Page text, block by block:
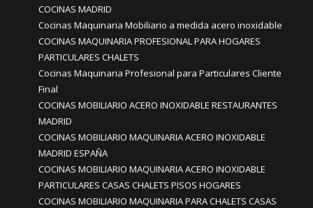
COCINAS MADRID
Cocinas Maquinaria Mobiliario a medida acero inoxidable
COCINAS MAQUINARIA PROFESIONAL PARA HOGARES
PARTICULARES CHALETS
Cocinas Maquinaria Profesional para Particulares Cliente
Final
COCINAS MOBILIARIO ACERO INOXIDABLE RESTAURANTES
MADRID
COCINAS MOBILIARIO MAQUINARIA ACERO INOXIDABLE
MADRID ESPAÑA
COCINAS MOBILIARIO MAQUINARIA ACERO INOXIDABLE
PARTICULARES CASAS CHALETS PISOS HOGARES
COCINAS MOBILIARIO MAQUINARIA PARA CHALETS CASAS